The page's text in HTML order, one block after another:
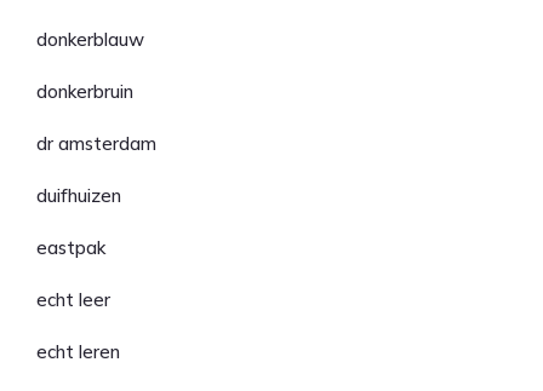
donkerblauw
donkerbruin
dr amsterdam
duifhuizen
eastpak
echt leer
echt leren